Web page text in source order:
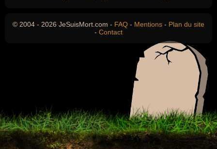
© 2004 - 2026 JeSuisMort.com - FAQ - Mentions - Plan du site
- Contact